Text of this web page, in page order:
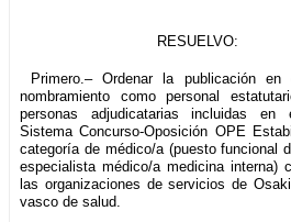
RESUELVO:
Primero.– Ordenar la publicación
nombramiento como personal
personas adjudicatarias incluidas en
Sistema Concurso-Oposición OPE
categoría de médico/a (puesto funcional
especialista médico/a medicina interna)
las organizaciones de servicios de
vasco de salud.